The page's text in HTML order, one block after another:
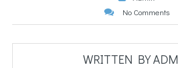
No Comments
WRITTEN BY